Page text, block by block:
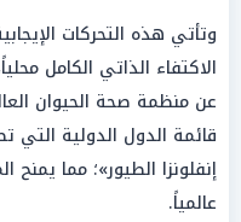
وتأتي هذه التحركات
الاكتفاء الذاتي الكامل
عن منظمة صحة الحيوان
قائمة الدول الدولية
إنفلونزا الطيور»؛ مما
عالمياً.